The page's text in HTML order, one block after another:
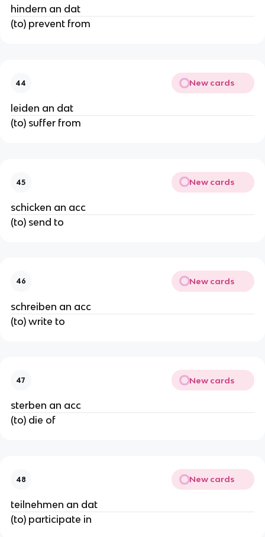
hindern an dat
(to) prevent from
44 New cards
leiden an dat
(to) suffer from
45 New cards
schicken an acc
(to) send to
46 New cards
schreiben an acc
(to) write to
47 New cards
sterben an acc
(to) die of
48 New cards
teilnehmen an dat
(to) participate in